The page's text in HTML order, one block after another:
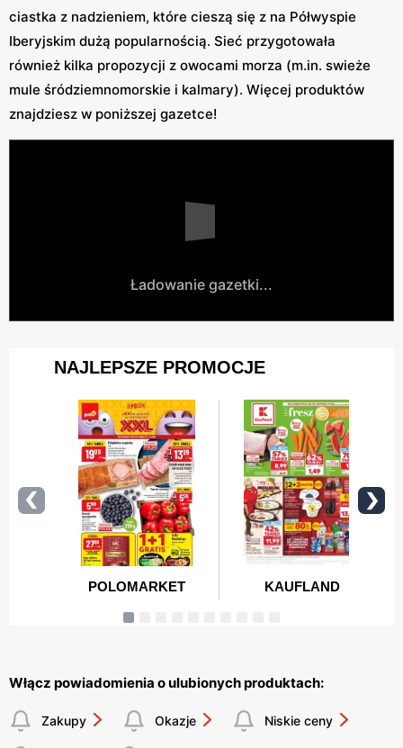
ciastka z nadzieniem, które cieszą się z na Półwyspie
Iberyjskim dużą popularnością. Sieć przygotowała
również kilka propozycji z owocami morza (m.in. swieże
mule śródziemnomorskie i kalmary). Więcej produktów
znajdziesz w poniższej gazetce!
Ładowanie gazetki...
Włącz powiadomienia o ulubionych produktach:
Zakupy Okazje Niskie ceny